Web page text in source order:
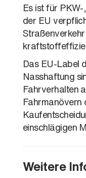
Es ist für
der EU
Das EU-Label
Nasshaftung
Fahrverhalten
Fahrmanövern
einschlägigen
Weitere